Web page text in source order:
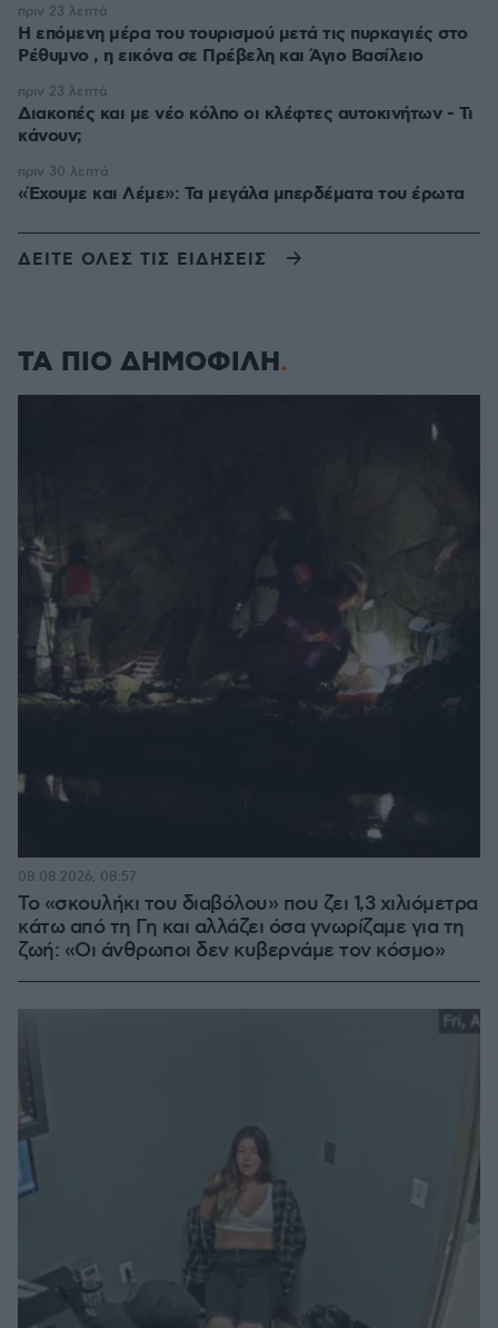
Η επόμενη μέρα του τουρισμού μετά τις πυρκαγιές στο
Ρέθυμνο , η εικόνα σε Πρέβελη και Άγιο Βασίλειο
πριν 23 λεπτά
Διακοπές και με νέο κόλπο οι κλέφτες αυτοκινήτων - Τι
κάνουν;
πριν 23 λεπτά
«Έχουμε και Λέμε»: Τα μεγάλα μπερδέματα του έρωτα
πριν 30 λεπτά
ΔΕΙΤΕ ΟΛΕΣ ΤΙΣ ΕΙΔΗΣΕΙΣ
ΤΑ ΠΙΟ ΔΗΜΟΦΙΛΗ
Το «σκουλήκι του διαβόλου» που ζει 1,3 χιλιόμετρα
κάτω από τη Γη και αλλάζει όσα γνωρίζαμε για τη
ζωή: «Οι άνθρωποι δεν κυβερνάμε τον κόσμο»
08.08.2026, 08:57